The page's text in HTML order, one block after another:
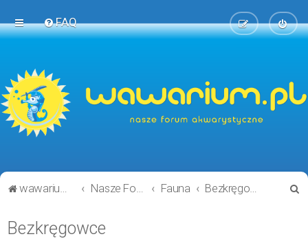
FAQ
wawarium.pl Nasze Forum Akwarystyczne Fauna Bezkręgowce
Bezkręgowce